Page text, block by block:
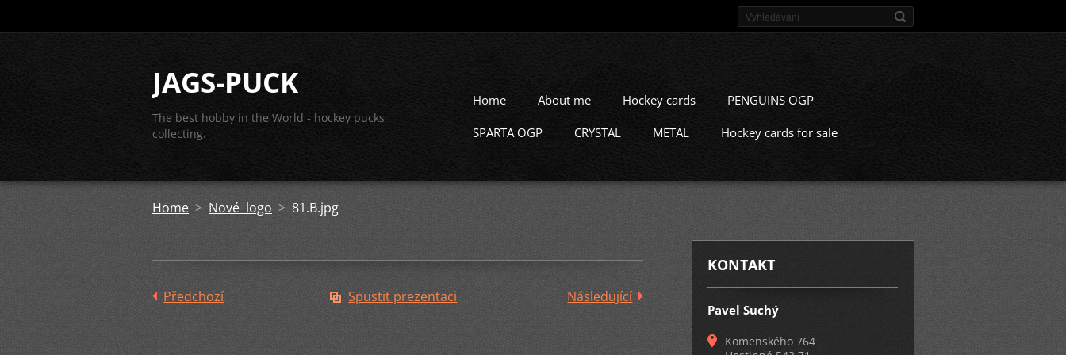
JAGS-PUCK
The best hobby in the World - hockey pucks
collecting.
Home About me Hockey cards PENGUINS OGP
SPARTA OGP CRYSTAL METAL Hockey cards for sale
Home > Nové logo > 81.B.jpg
Předchozí Spustit prezentaci Následující
KONTAKT
Pavel Suchý
Komenského 764